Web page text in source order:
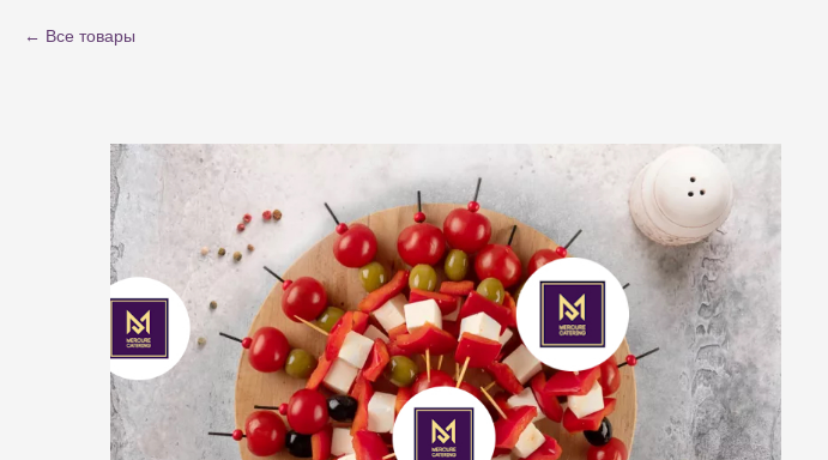
Все товары